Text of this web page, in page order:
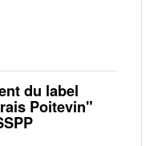
du label
Poitevin"